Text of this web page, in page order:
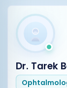
Dr. Tarek